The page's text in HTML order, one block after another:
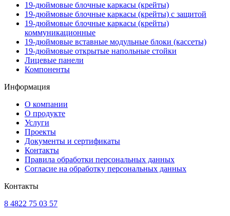
19-дюймовые блочные каркасы (крейты)
19-дюймовые блочные каркасы (крейты) с защитой
19-дюймовые блочные каркасы (крейты)
коммуникационные
19-дюймовые вставные модульные блоки (кассеты)
19-дюймовые открытые напольные стойки
Лицевые панели
Компоненты
Информация
О компании
О продукте
Услуги
Проекты
Документы и сертификаты
Контакты
Правила обработки персональных данных
Согласие на обработку персональных данных
Контакты
8 4822 75 03 57